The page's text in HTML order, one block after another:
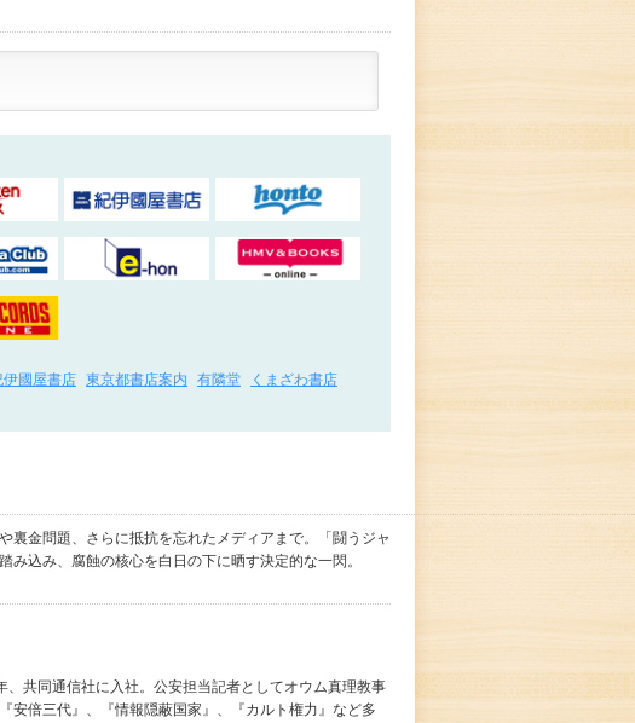
伊國屋書店 東京都書店案内 有隣堂
くまざわ書店
裏金問題、さらに抵抗を忘れたメディアまで。「闘うジャ
み込み、腐蝕の核心を白日の下に晒す決定的な一閃。
共同通信社に入社。公安担当記者としてオウム真理教事
安倍三代』、『情報隠蔽国家』、『カルト権力』など多